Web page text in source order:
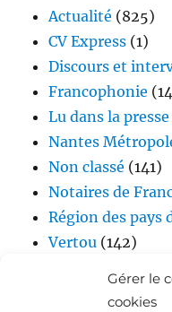
Gérer le
cookies
Actualité (825)
CV Express (1)
Discours et
Francophonie
Lu dans la presse
Nantes
Non classé (141)
Notaires de
Région des pays
Vertou (142)